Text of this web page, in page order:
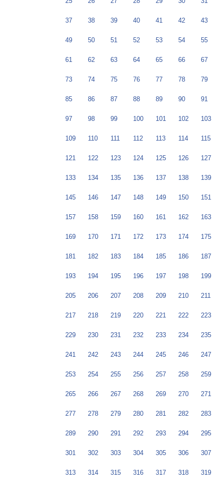
37 38 39 40 41 42 43
49 50 51 52 53 54 55
61 62 63 64 65 66 67
73 74 75 76 77 78 79
85 86 87 88 89 90 91
97 98 99 100 101 102 103
109 110 111 112 113 114 115
121 122 123 124 125 126 127
133 134 135 136 137 138 139
145 146 147 148 149 150 151
157 158 159 160 161 162 163
169 170 171 172 173 174 175
181 182 183 184 185 186 187
193 194 195 196 197 198 199
205 206 207 208 209 210 211
217 218 219 220 221 222 223
229 230 231 232 233 234 235
241 242 243 244 245 246 247
253 254 255 256 257 258 259
265 266 267 268 269 270 271
277 278 279 280 281 282 283
289 290 291 292 293 294 295
301 302 303 304 305 306 307
313 314 315 316 317 318 319